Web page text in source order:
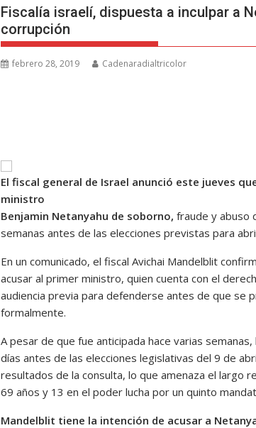
Fiscalía israelí, dispuesta a inculpar a
corrupción
febrero 28, 2019 Cadenaradialtricolor
El fiscal general de Israel anunció este jueves
ministro
Benjamin Netanyahu de soborno, fraude y abuso
semanas antes de las elecciones previstas para
En un comunicado, el fiscal Avichai Mandelblit
acusar al primer ministro, quien cuenta con el
audiencia previa para defenderse antes de que se
formalmente.
A pesar de que fue anticipada hace varias
días antes de las elecciones legislativas del 9 de
resultados de la consulta, lo que amenaza el largo
69 años y 13 en el poder lucha por un quinto
Mandelblit tiene la intención de acusar a